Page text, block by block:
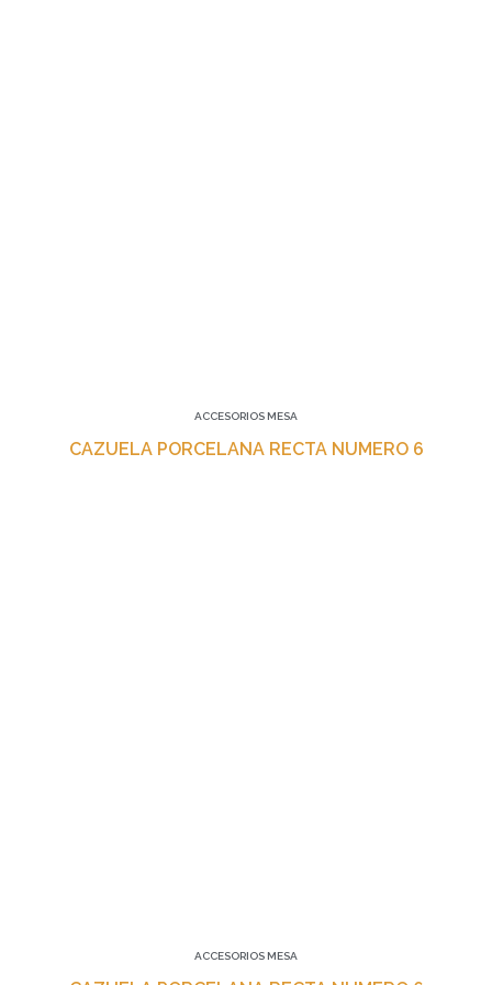
ACCESORIOS MESA
CAZUELA PORCELANA RECTA NUMERO 6
ACCESORIOS MESA